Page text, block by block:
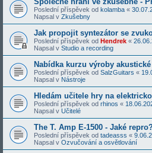
Poslední příspěvek od kolamba «
Napsal v Zkušebny
Jak propojit syntezátor se
Poslední příspěvek od Hendrek «
Napsal v Studio a recording
Nabídka kurzu výroby
Poslední příspěvek od SalzGuitars «
Napsal v Nástroje
Hledám učitele hry na
Poslední příspěvek od rhinos «
Napsal v Učitelé
The T. Amp E-1500 - Jaké
Poslední příspěvek od tadeasss «
Napsal v Ozvučování a osvětlování